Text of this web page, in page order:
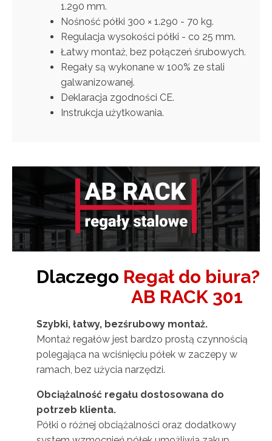
1.290 mm.
Nośność półki 300 × 1.290 - 70 kg.
Regulacja wysokości półki - co 25 mm.
Łatwy montaż, bez połączeń śrubowych.
Regały są wykonane w 100% ze stali
galwanizowanej.
Deklaracja zgodności CE.
Instrukcja użytkowania.
Dlaczego Regał do biura
AB RACK 301
?
Szybki, łatwy, bezśrubowy montaż.
Montaż regałów jest bardzo prostą czynnością
polegająca na wciśnięciu półek w zaczepy w
ramach, bez użycia narzędzi.
Obciążalność regału dostosowana do
potrzeb klienta.
Półki o różnej obciążalności oraz dodatkowy